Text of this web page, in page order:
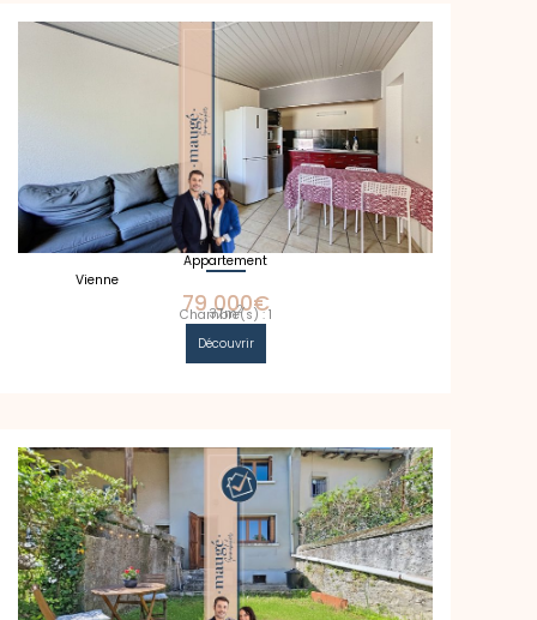
Appartement
Vienne
79 000€
Chambre(s) : 1
37m2
Découvrir